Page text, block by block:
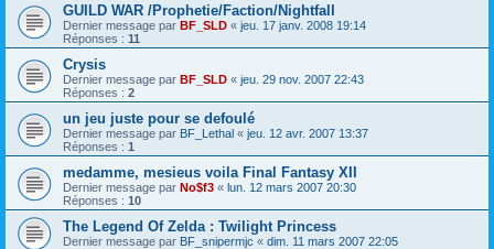
GUILD WAR /Prophetie/Faction/Nightfall
Dernier message par BF_SLD « jeu. 17 janv. 2008 19:14
Réponses : 11
Crysis
Dernier message par BF_SLD « jeu. 29 nov. 2007 22:43
Réponses : 2
un jeu juste pour se defoulé
Dernier message par BF_Lethal « jeu. 12 avr. 2007 13:37
Réponses : 1
medamme, mesieus voila Final Fantasy XII
Dernier message par No$f3 « lun. 12 mars 2007 20:30
Réponses : 10
The Legend Of Zelda : Twilight Princess
Dernier message par BF_snipermjc « dim. 11 mars 2007 22:05